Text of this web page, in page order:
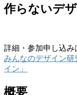
作らないデ
詳細・参加申し込み
みんなのデザイン研
イン」
概要